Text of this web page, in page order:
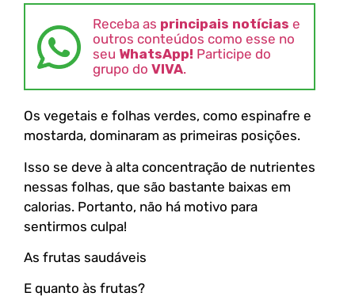
Receba as principais notícias e
outros conteúdos como esse no
seu WhatsApp! Participe do
grupo do VIVA.
Os vegetais e folhas verdes, como espinafre e
mostarda, dominaram as primeiras posições.
Isso se deve à alta concentração de nutrientes
nessas folhas, que são bastante baixas em
calorias. Portanto, não há motivo para
sentirmos culpa!
As frutas saudáveis
E quanto às frutas?